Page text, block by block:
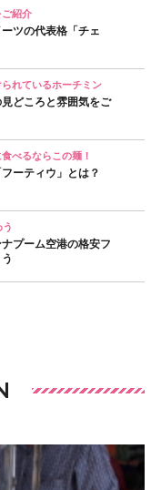
紹介
ツの代表格「チェ
れているホーチミン
どころと雰囲気をご
べるならこの麺！
ーティウ」とは？
プーム空港の格安フ